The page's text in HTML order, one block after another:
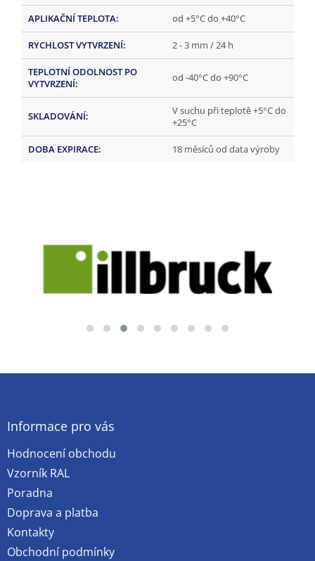
APLIKAČNÍ TEPLOTA: od +5°C do +40°C
RYCHLOST VYTVRZENÍ: 2 - 3 mm / 24 h
TEPLOTNÍ ODOLNOST PO
VYTVRZENÍ: od -40°C do +90°C
SKLADOVÁNÍ:
V suchu při teplotě +5°C do
+25°C
DOBA EXPIRACE: 18 měsíců od data výroby
Informace pro vás
Hodnocení obchodu
Vzorník RAL
Poradna
Doprava a platba
Kontakty
Obchodní podmínky